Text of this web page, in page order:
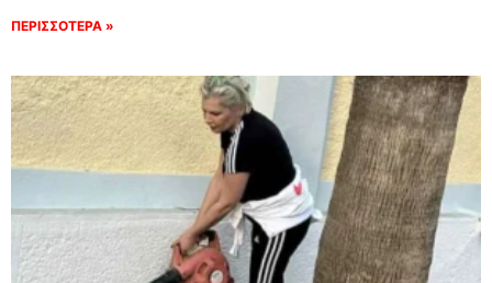
ΠΕΡΙΣΣΟΤΕΡΑ »